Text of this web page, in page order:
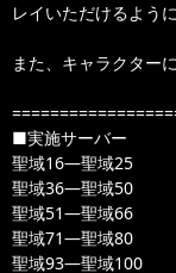
レイいただけるよう
また、キャラクター
■実施サーバー
聖域16—聖域25
聖域36—聖域50
聖域51—聖域66
聖域71—聖域80
聖域93—聖域100